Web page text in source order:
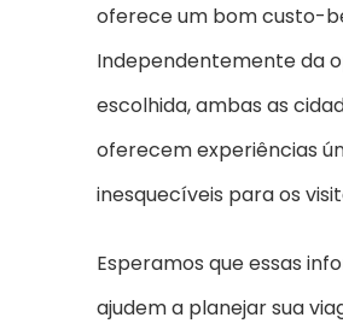
oferece um bom custo-
Independentemente da
escolhida, ambas as
oferecem experiências
inesquecíveis para os
Esperamos que essas
ajudem a planejar sua